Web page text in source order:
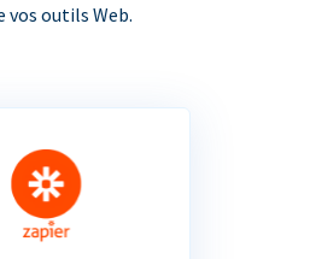
vos outils Web.